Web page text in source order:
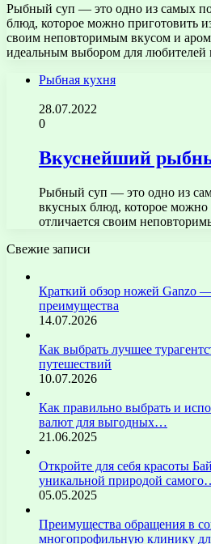
Рыбный суп — это одно из самых
блюд, которое можно приготовить
своим неповторимым вкусом и
идеальным выбором для
Рыбная кухня
28.07.2022
0
Вкуснейший
Рыбный суп — это одно из
вкусных блюд, которое
отличается своим
Свежие записи
Краткий обзор ножей Ganzo
преимущества
14.07.2026
Как выбрать лучшее
путешествий
10.07.2026
Как правильно выбрать и
валют для выгодных…
21.06.2025
Откройте для себя красоты
уникальной природой
05.05.2025
Преимущества обращения в
многопрофильную клинику